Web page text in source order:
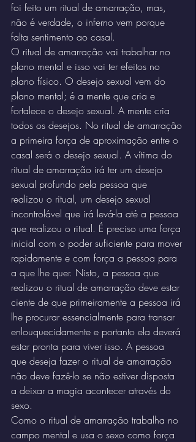
foi feito um ritual de amarração, mas,
não é verdade, o inferno vem porque
falta sentimento ao casal.
O ritual de amarração vai trabalhar no
plano mental e isso vai ter efeitos no
plano físico. O desejo sexual vem do
plano mental; é a mente que cria e
fortalece o desejo sexual. A mente cria
todos os desejos. No ritual de amarração
a primeira força de aproximação entre o
casal será o desejo sexual. A vítima do
ritual de amarração irá ter um desejo
sexual profundo pela pessoa que
realizou o ritual, um desejo sexual
incontrolável que irá levá-la até a pessoa
que realizou o ritual. É preciso uma força
inicial com o poder suficiente para mover
rapidamente e com força a pessoa para
a que lhe quer. Nisto, a pessoa que
realizou o ritual de amarração deve estar
ciente de que primeiramente a pessoa irá
lhe procurar essencialmente para transar
enlouquecidamente e portanto ela deverá
estar pronta para viver isso. A pessoa
que deseja fazer o ritual de amarração
não deve fazê-lo se não estiver disposta
a deixar a magia acontecer através do
sexo.
Como o ritual de amarração trabalha no
campo mental e usa o sexo como força